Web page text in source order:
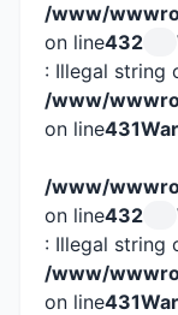
/www/
on line432
: Illegal string
/www/
on line431
/www/
on line432
: Illegal string
/www/
on line431